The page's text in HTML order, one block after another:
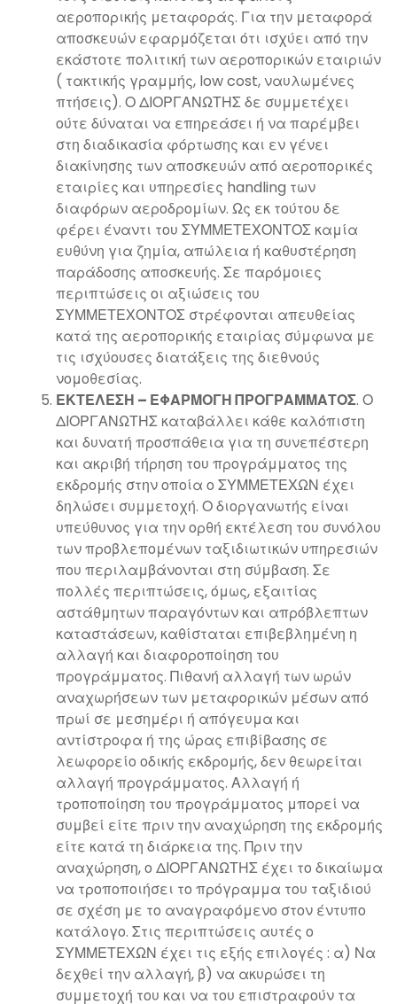
αεροπορικής μεταφοράς. Για την μεταφορά
αποσκευών εφαρμόζεται ότι ισχύει από την
εκάστοτε πολιτική των αεροπορικών εταιριών
( τακτικής γραμμής, low cost, ναυλωμένες
πτήσεις). Ο ΔΙΟΡΓΑΝΩΤΗΣ δε συμμετέχει
ούτε δύναται να επηρεάσει ή να παρέμβει
στη διαδικασία φόρτωσης και εν γένει
διακίνησης των αποσκευών από αεροπορικές
εταιρίες και υπηρεσίες handling των
διαφόρων αεροδρομίων. Ως εκ τούτου δε
φέρει έναντι του ΣΥΜΜΕΤΕΧΟΝΤΟΣ καμία
ευθύνη για ζημία, απώλεια ή καθυστέρηση
παράδοσης αποσκευής. Σε παρόμοιες
περιπτώσεις οι αξιώσεις του
ΣΥΜΜΕΤΕΧΟΝΤΟΣ στρέφονται απευθείας
κατά της αεροπορικής εταιρίας σύμφωνα με
τις ισχύουσες διατάξεις της διεθνούς
νομοθεσίας.
ΕΚΤΕΛΕΣΗ – ΕΦΑΡΜΟΓΗ ΠΡΟΓΡΑΜΜΑΤΟΣ. Ο
ΔΙΟΡΓΑΝΩΤΗΣ καταβάλλει κάθε καλόπιστη
και δυνατή προσπάθεια για τη συνεπέστερη
και ακριβή τήρηση του προγράμματος της
εκδρομής στην οποία ο ΣΥΜΜΕΤΕΧΩΝ έχει
δηλώσει συμμετοχή. Ο διοργανωτής είναι
υπεύθυνος για την ορθή εκτέλεση του συνόλου
των προβλεπομένων ταξιδιωτικών υπηρεσιών
που περιλαμβάνονται στη σύμβαση. Σε
πολλές περιπτώσεις, όμως, εξαιτίας
αστάθμητων παραγόντων και απρόβλεπτων
καταστάσεων, καθίσταται επιβεβλημένη η
αλλαγή και διαφοροποίηση του
προγράμματος. Πιθανή αλλαγή των ωρών
αναχωρήσεων των μεταφορικών μέσων από
πρωί σε μεσημέρι ή απόγευμα και
αντίστροφα ή της ώρας επιβίβασης σε
λεωφορείο οδικής εκδρομής, δεν θεωρείται
αλλαγή προγράμματος. Αλλαγή ή
τροποποίηση του προγράμματος μπορεί να
συμβεί είτε πριν την αναχώρηση της εκδρομής
είτε κατά τη διάρκεια της. Πριν την
αναχώρηση, ο ΔΙΟΡΓΑΝΩΤΗΣ έχει το δικαίωμα
να τροποποιήσει το πρόγραμμα του ταξιδιού
σε σχέση με το αναγραφόμενο στον έντυπο
κατάλογο. Στις περιπτώσεις αυτές ο
ΣΥΜΜΕΤΕΧΩΝ έχει τις εξής επιλογές : α) Να
δεχθεί την αλλαγή, β) να ακυρώσει τη
συμμετοχή του και να του επιστραφούν τα